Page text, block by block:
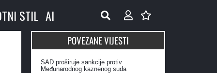
STIL AI
POVEZANE VIJESTI
SAD proširuje sankcije protiv
Međunarodnog kaznenog suda